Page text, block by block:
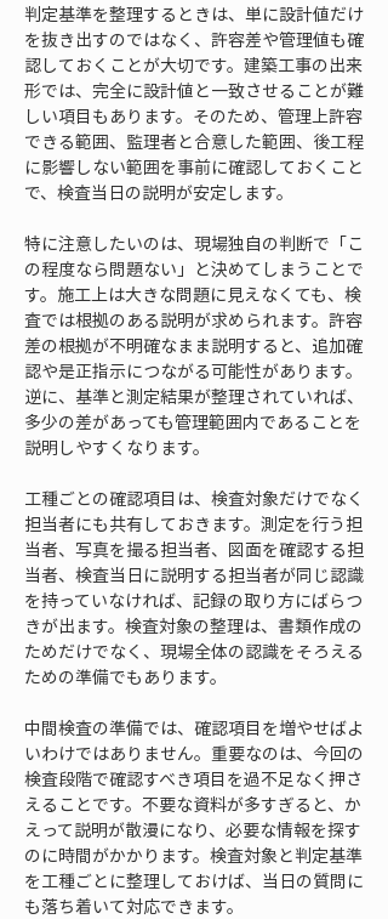
判定基準を整理するときは、単に設計値だけ
を抜き出すのではなく、許容差や管理値も確
認しておくことが大切です。建築工事の出来
形では、完全に設計値と一致させることが難
しい項目もあります。そのため、管理上許容
できる範囲、監理者と合意した範囲、後工程
に影響しない範囲を事前に確認しておくこと
で、検査当日の説明が安定します。
特に注意したいのは、現場独自の判断で「こ
の程度なら問題ない」と決めてしまうことで
す。施工上は大きな問題に見えなくても、検
査では根拠のある説明が求められます。許容
差の根拠が不明確なまま説明すると、追加確
認や是正指示につながる可能性があります。
逆に、基準と測定結果が整理されていれば、
多少の差があっても管理範囲内であることを
説明しやすくなります。
工種ごとの確認項目は、検査対象だけでなく
担当者にも共有しておきます。測定を行う担
当者、写真を撮る担当者、図面を確認する担
当者、検査当日に説明する担当者が同じ認識
を持っていなければ、記録の取り方にばらつ
きが出ます。検査対象の整理は、書類作成の
ためだけでなく、現場全体の認識をそろえる
ための準備でもあります。
中間検査の準備では、確認項目を増やせばよ
いわけではありません。重要なのは、今回の
検査段階で確認すべき項目を過不足なく押さ
えることです。不要な資料が多すぎると、か
えって説明が散漫になり、必要な情報を探す
のに時間がかかります。検査対象と判定基準
を工種ごとに整理しておけば、当日の質問に
も落ち着いて対応できます。